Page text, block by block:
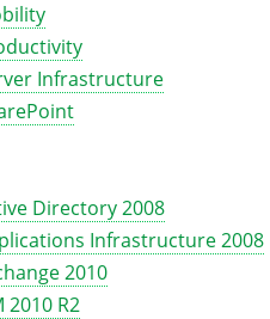
Infrastructure
Directory 2008
Infrastructure 2008
2010
2010 R2